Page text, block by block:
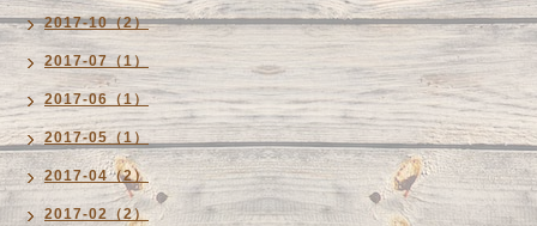
2017-10（2）
2017-07（1）
2017-06（1）
2017-05（1）
2017-04（2）
2017-02（2）